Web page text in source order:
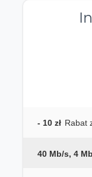
- 10 zł Rabat
40 Mb/s, 4